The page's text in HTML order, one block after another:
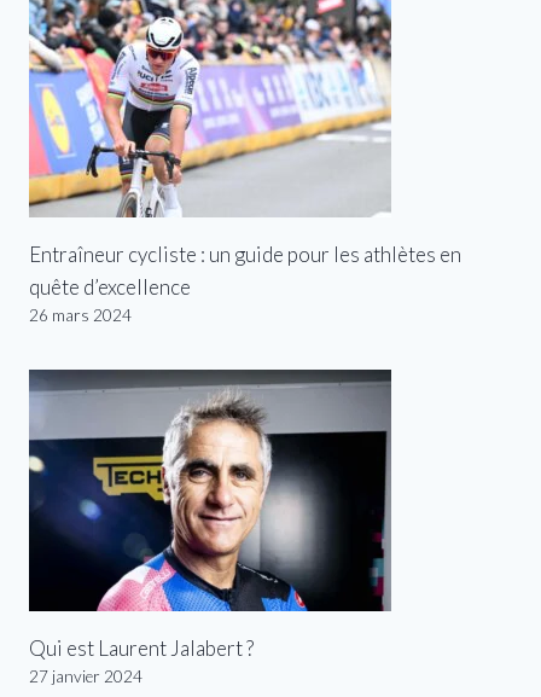
Entraîneur cycliste : un guide pour les athlètes en
quête d’excellence
26 mars 2024
Qui est Laurent Jalabert ?
27 janvier 2024